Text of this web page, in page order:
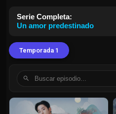
Serie Completa:
Un amor predestinado
Temporada 1